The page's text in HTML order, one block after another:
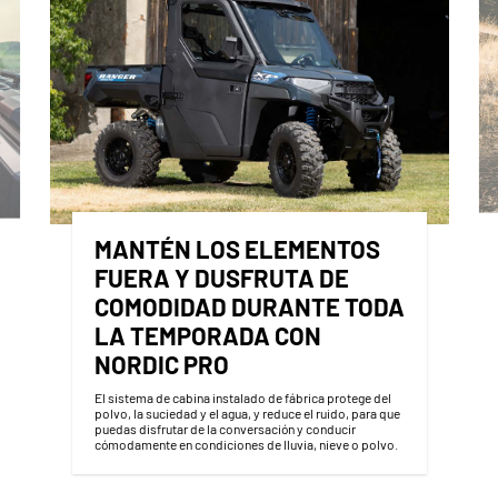
MANTÉN LOS ELEMENTOS
FUERA Y DUSFRUTA DE
COMODIDAD DURANTE TODA
LA TEMPORADA CON
NORDIC PRO
El sistema de cabina instalado de fábrica protege del
polvo, la suciedad y el agua, y reduce el ruido, para que
puedas disfrutar de la conversación y conducir
cómodamente en condiciones de lluvia, nieve o polvo.